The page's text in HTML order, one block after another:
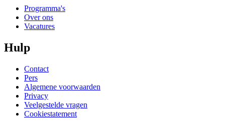
Programma's
Over ons
Vacatures
Hulp
Contact
Pers
Algemene voorwaarden
Privacy
Veelgestelde vragen
Cookiestatement